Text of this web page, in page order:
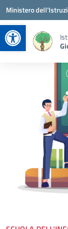
Apri la
Vai ai contenuti
Vai al menu di
Vai al footer
Ministero